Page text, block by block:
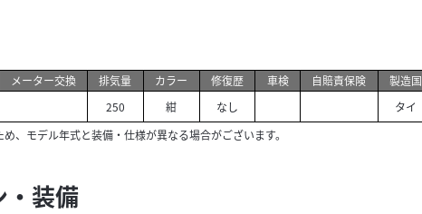
メーター交換
排気量
250
カラー
紺
修復歴
なし
車検 自賠責保険
製造国
タイ
、モデル年式と装備・仕様が異なる場合がございます。
・装備